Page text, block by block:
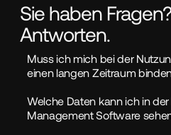
Sie haben
Antworten.
Muss ich mich bei der
einen langen Zeitraum
Welche Daten kann ich in
Management Software